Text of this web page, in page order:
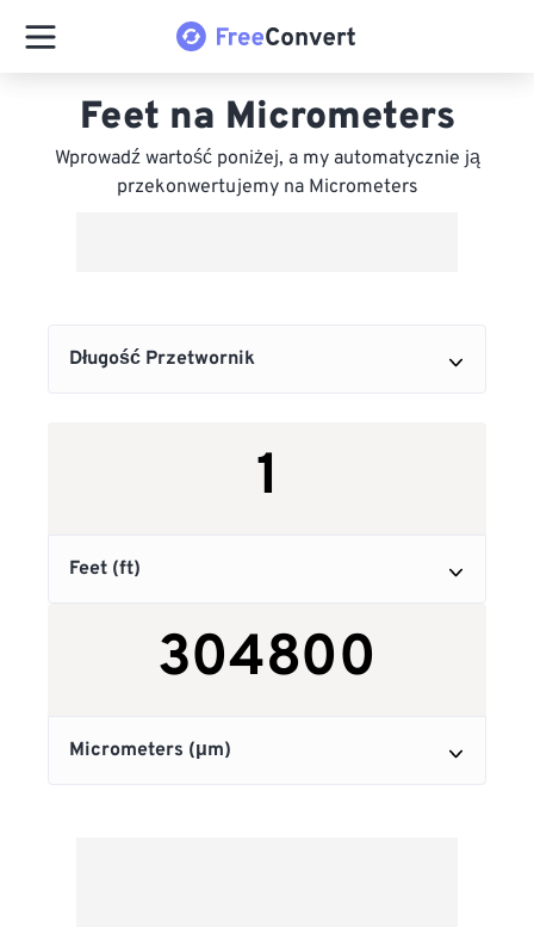
Feet na Micrometers
Wprowadź wartość poniżej, a my automatycznie ją
przekonwertujemy na Micrometers